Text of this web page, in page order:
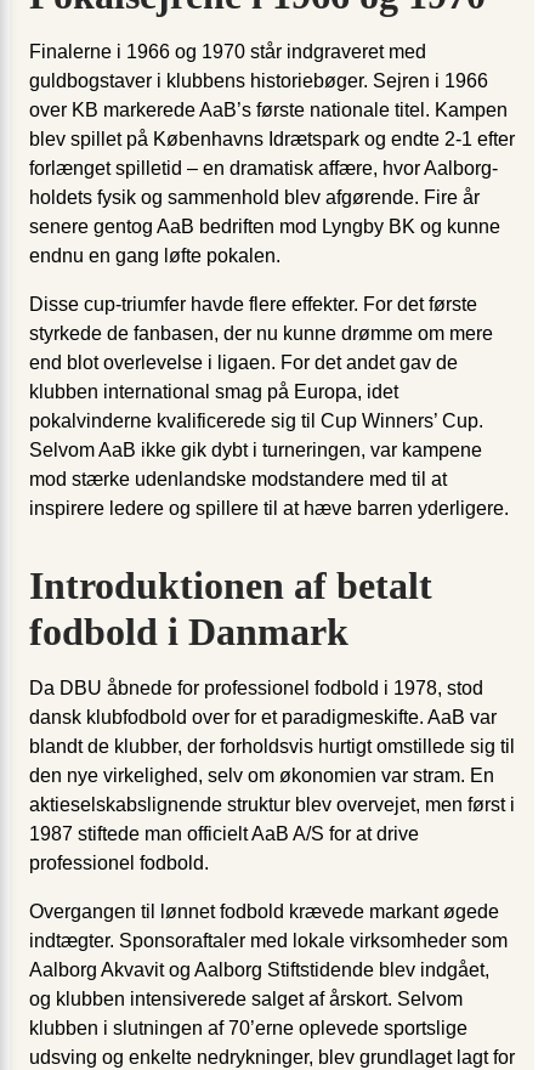
Finalerne i 1966 og 1970 står indgraveret med
guldbogstaver i klubbens historiebøger. Sejren i 1966
over KB markerede AaB’s første nationale titel. Kampen
blev spillet på Københavns Idrætspark og endte 2-1 efter
forlænget spilletid – en dramatisk affære, hvor Aalborg-
holdets fysik og sammenhold blev afgørende. Fire år
senere gentog AaB bedriften mod Lyngby BK og kunne
endnu en gang løfte pokalen.
Disse cup-triumfer havde flere effekter. For det første
styrkede de fanbasen, der nu kunne drømme om mere
end blot overlevelse i ligaen. For det andet gav de
klubben international smag på Europa, idet
pokalvinderne kvalificerede sig til Cup Winners’ Cup.
Selvom AaB ikke gik dybt i turneringen, var kampene
mod stærke udenlandske modstandere med til at
inspirere ledere og spillere til at hæve barren yderligere.
Introduktionen af betalt
fodbold i Danmark
Da DBU åbnede for professionel fodbold i 1978, stod
dansk klubfodbold over for et paradigmeskifte. AaB var
blandt de klubber, der forholdsvis hurtigt omstillede sig til
den nye virkelighed, selv om økonomien var stram. En
aktieselskabslignende struktur blev overvejet, men først i
1987 stiftede man officielt AaB A/S for at drive
professionel fodbold.
Overgangen til lønnet fodbold krævede markant øgede
indtægter. Sponsoraftaler med lokale virksomheder som
Aalborg Akvavit og Aalborg Stiftstidende blev indgået,
og klubben intensiverede salget af årskort. Selvom
klubben i slutningen af 70’erne oplevede sportslige
udsving og enkelte nedrykninger, blev grundlaget lagt for